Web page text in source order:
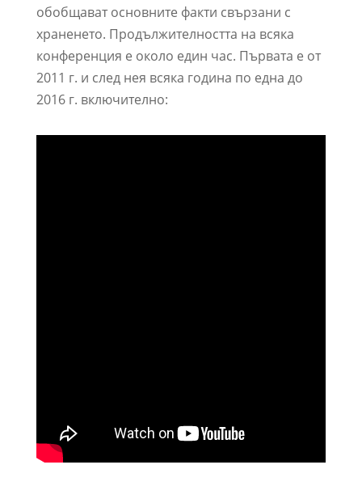
обобщават основните факти свързани с
храненето. Продължителността на всяка
конференция е около един час. Първата е от
2011 г. и след нея всяка година по една до
2016 г. включително: